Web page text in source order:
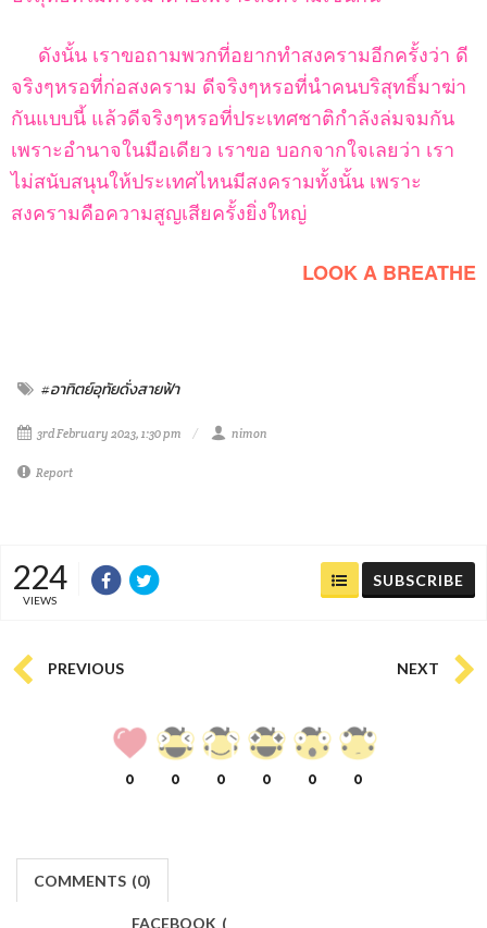
ดังนั้น เราขอถามพวกที่อยากทำสงครามอีกครั้งว่า ดี
จริงๆหรอที่ก่อสงคราม ดีจริงๆหรอที่นำคนบริสุทธิ์มาฆ่า
กันแบบนี้ แล้วดีจริงๆหรอที่ประเทศชาติกำลังล่มจมกัน
เพราะอำนาจในมือเดียว เราขอ บอกจากใจเลยว่า เรา
ไม่สนับสนุนให้ประเทศไหนมีสงครามทั้งนั้น เพราะ
สงครามคือความสูญเสียครั้งยิ่งใหญ่
LOOK A BREATHE
#อาทิตย์อุทัยดั่งสายฟ้า
3rd February 2023, 1:30 pm nimon
Report
224
VIEWS
SUBSCRIBE
PREVIOUS NEXT
0 0 0 0 0 0
COMMENTS (0)
FACEBOOK (